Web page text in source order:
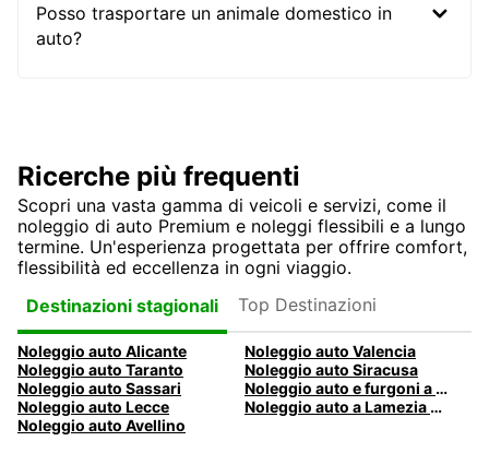
Posso trasportare un animale domestico in
auto?
Ricerche più frequenti
Scopri una vasta gamma di veicoli e servizi, come il
noleggio di auto Premium e noleggi flessibili e a lungo
termine. Un'esperienza progettata per offrire comfort,
flessibilità ed eccellenza in ogni viaggio.
Destinazioni stagionali
Top Destinazioni
Noleggio auto Alicante
Noleggio auto Valencia
Noleggio auto Taranto
Noleggio auto Siracusa
Noleggio auto Sassari
Noleggio auto e furgoni a Pescara
Noleggio auto Lecce
Noleggio auto a Lamezia Terme, Italia
Noleggio auto Avellino